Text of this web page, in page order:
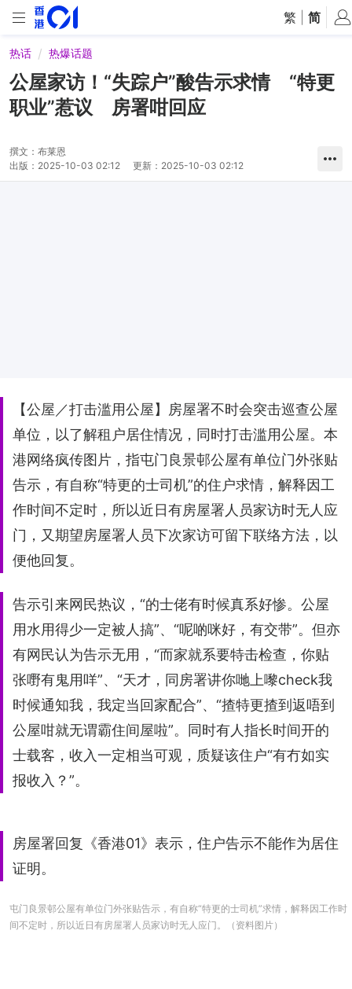
繁 简
热话 热爆话题
公屋家访！“失踪户”酸告示求情 “特更
职业”惹议 房署咁回应
撰文： 布莱恩
出版： 2025-10-03 02:12 更新： 2025-10-03 02:12
【公屋／打击滥用公屋】房屋署不时会突击巡查公屋
单位，以了解租户居住情况，同时打击滥用公屋。本
港网络疯传图片，指屯门良景邨公屋有单位门外张贴
告示，有自称“特更的士司机”的住户求情，解释因工
作时间不定时，所以近日有房屋署人员家访时无人应
门，又期望房屋署人员下次家访可留下联络方法，以
便他回复。
告示引来网民热议，“的士佬有时候真系好惨。公屋
用水用得少一定被人搞”、“呢啲咪好，有交带”。但亦
有网民认为告示无用，“而家就系要特击检查，你贴
张嘢有鬼用咩”、“天才，同房署讲你哋上嚟check我
时候通知我，我定当回家配合”、“揸特更揸到返唔到
公屋咁就无谓霸住间屋啦”。同时有人指长时间开的
士载客，收入一定相当可观，质疑该住户“有冇如实
报收入？”。
房屋署回复《香港01》表示，住户告示不能作为居住
证明。
屯门良景邨公屋有单位门外张贴告示，有自称“特更的士司机”求情，解释因工作时
间不定时，所以近日有房屋署人员家访时无人应门。（资料图片）